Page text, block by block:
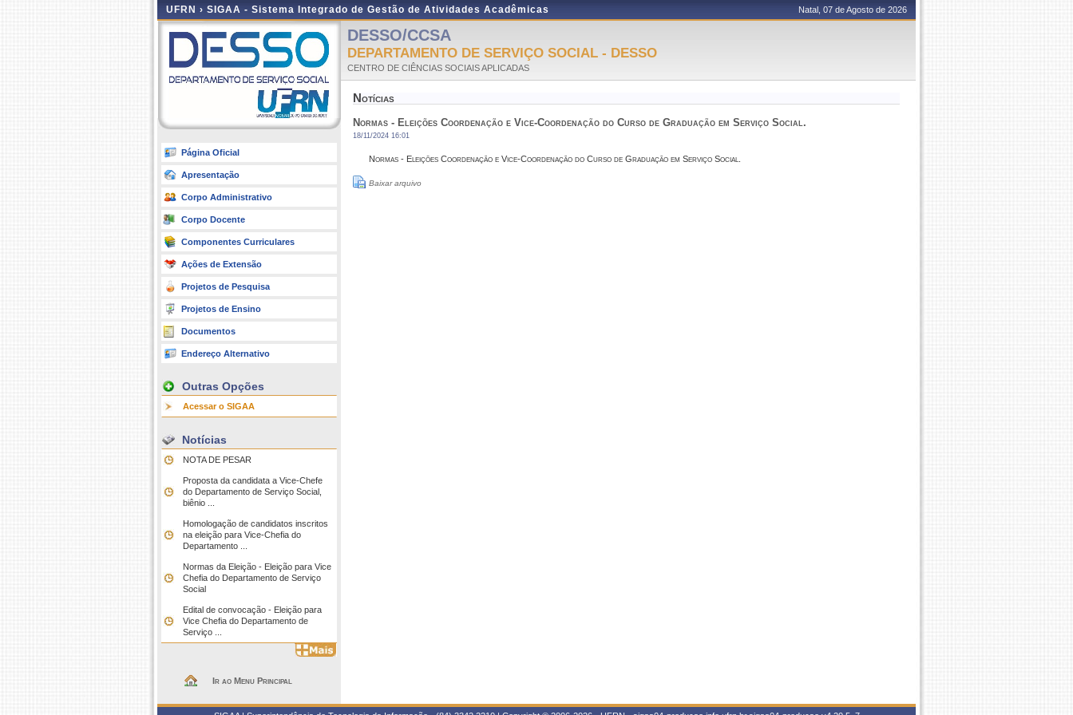
UFRN › SIGAA - Sistema Integrado de Gestão de Atividades Acadêmicas Natal, 07 de Agosto de 2026
Página Oficial
Apresentação
Corpo Administrativo
Corpo Docente
Componentes Curriculares
Ações de Extensão
Projetos de Pesquisa
Projetos de Ensino
Documentos
Endereço Alternativo
Outras Opções
Acessar o SIGAA
Notícias
NOTA DE PESAR
Proposta da candidata a Vice-Chefe
do Departamento de Serviço Social,
biênio ...
Homologação de candidatos inscritos
na eleição para Vice-Chefia do
Departamento ...
Normas da Eleição - Eleição para Vice
Chefia do Departamento de Serviço
Social
Edital de convocação - Eleição para
Vice Chefia do Departamento de
Serviço ...
Ir ao Menu Principal
DESSO/CCSA
DEPARTAMENTO DE SERVIÇO SOCIAL - DESSO
CENTRO DE CIÊNCIAS SOCIAIS APLICADAS
Notícias
Normas - Eleições Coordenação e Vice-Coordenação do Curso de Graduação em Serviço Social.
18/11/2024 16:01
Normas - Eleições Coordenação e Vice-Coordenação do Curso de Graduação em Serviço Social.
Baixar arquivo